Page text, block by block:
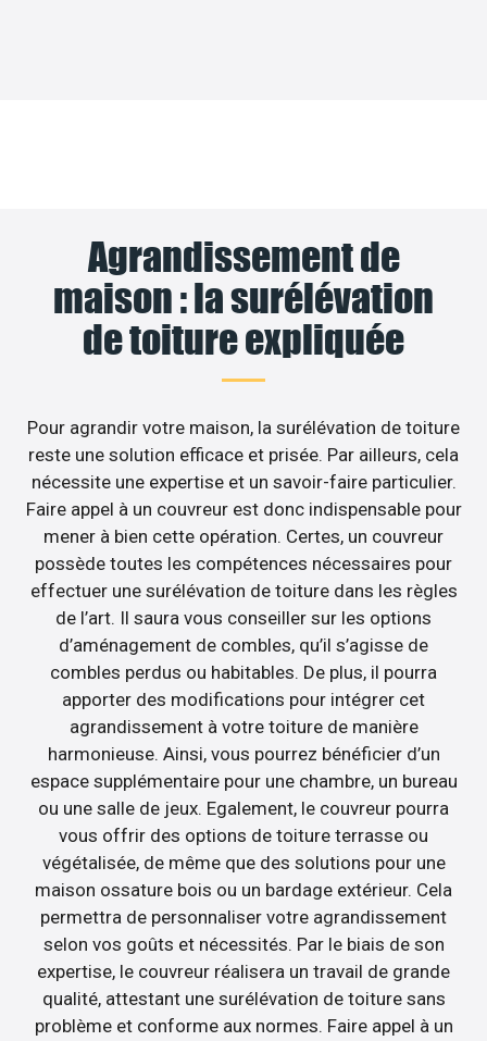
Agrandissement de
maison : la surélévation
de toiture expliquée
Pour agrandir votre maison, la surélévation de toiture
reste une solution efficace et prisée. Par ailleurs, cela
nécessite une expertise et un savoir-faire particulier.
Faire appel à un couvreur est donc indispensable pour
mener à bien cette opération. Certes, un couvreur
possède toutes les compétences nécessaires pour
effectuer une surélévation de toiture dans les règles
de l’art. Il saura vous conseiller sur les options
d’aménagement de combles, qu’il s’agisse de
combles perdus ou habitables. De plus, il pourra
apporter des modifications pour intégrer cet
agrandissement à votre toiture de manière
harmonieuse. Ainsi, vous pourrez bénéficier d’un
espace supplémentaire pour une chambre, un bureau
ou une salle de jeux. Egalement, le couvreur pourra
vous offrir des options de toiture terrasse ou
végétalisée, de même que des solutions pour une
maison ossature bois ou un bardage extérieur. Cela
permettra de personnaliser votre agrandissement
selon vos goûts et nécessités. Par le biais de son
expertise, le couvreur réalisera un travail de grande
qualité, attestant une surélévation de toiture sans
problème et conforme aux normes. Faire appel à un